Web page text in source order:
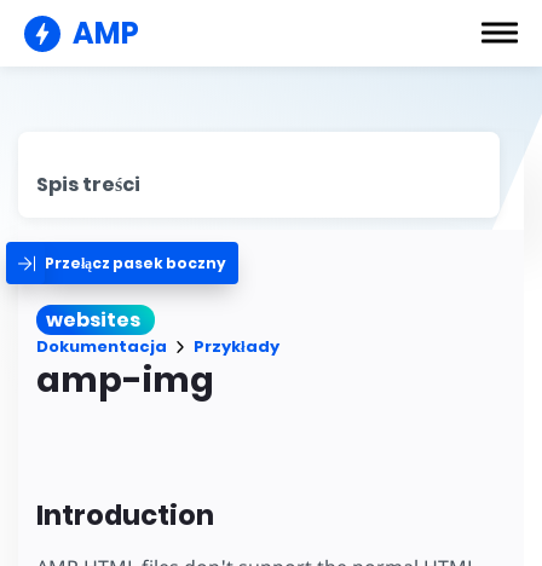
AMP
Spis treści
Przełącz pasek boczny
websites
Dokumentacja Przykłady
amp-img
Introduction